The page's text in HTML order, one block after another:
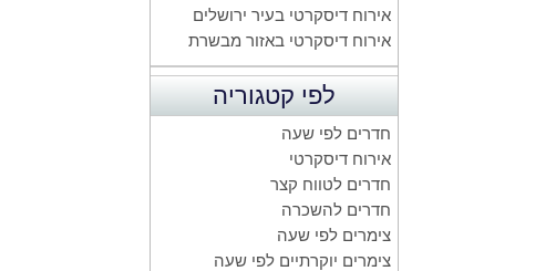
אירוח דיסקרטי בעיר ירושלים
אירוח דיסקרטי באזור מבשרת
לפי קטגוריה
חדרים לפי שעה
אירוח דיסקרטי
חדרים לטווח קצר
חדרים להשכרה
צימרים לפי שעה
צימרים יוקרתיים לפי שעה